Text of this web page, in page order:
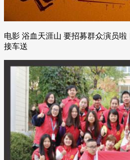
电影 浴血天涯山 要招募群众演员
接车送